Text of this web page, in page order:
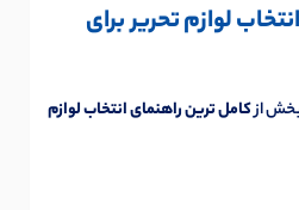
لوازم تحریر برای
ازکامل ترین راهنمای انتخاب لوازم